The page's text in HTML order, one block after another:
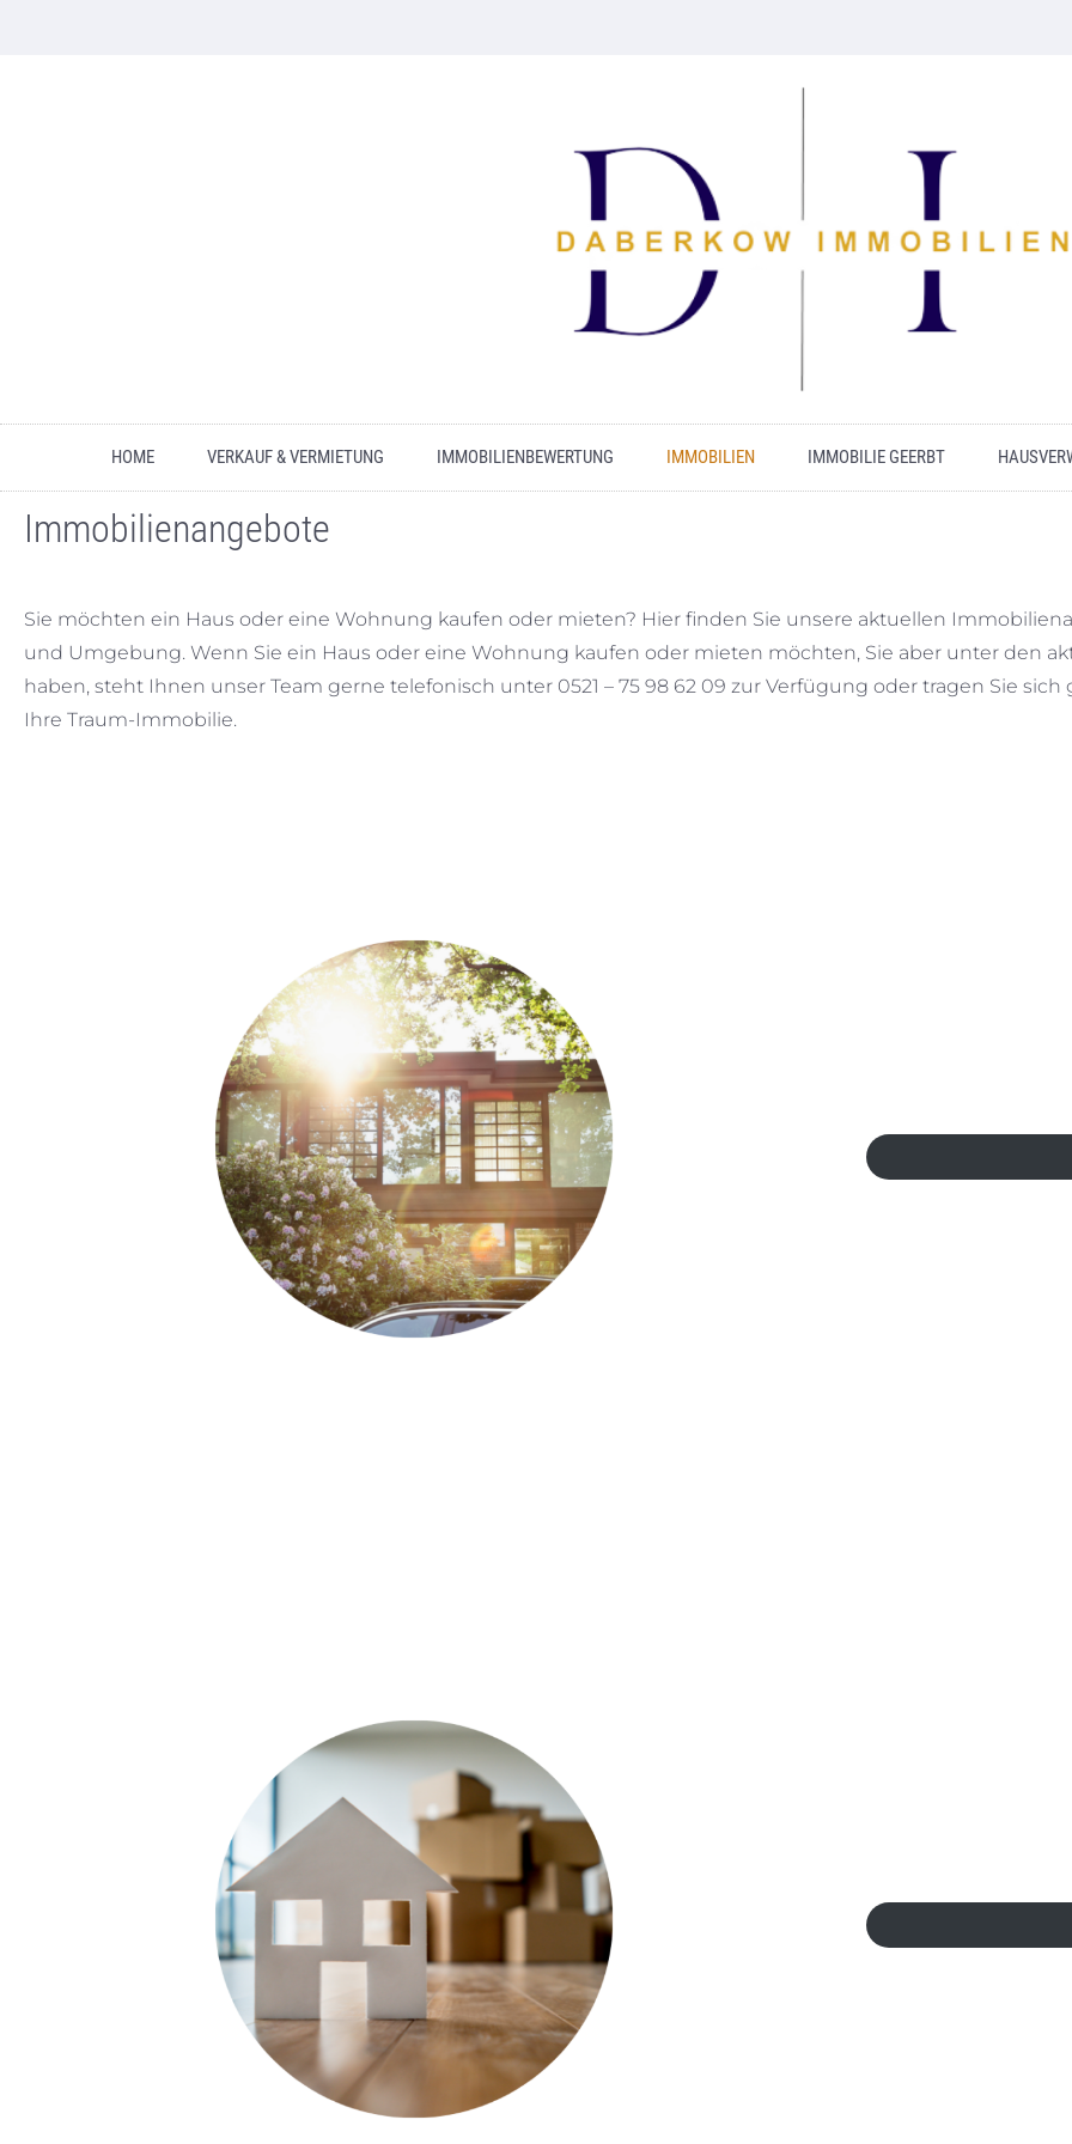
HOME VERKAUF & VERMIETUNG IMMOBILIENBEWERTUNG IMMOBILIEN IMMOBILIE GEERBT
Immobilienangebote
Sie möchten ein Haus oder eine Wohnung kaufen oder mieten? Hier finden Sie unsere aktuellen
und Umgebung. Wenn Sie ein Haus oder eine Wohnung kaufen oder mieten möchten, Sie aber unter den
haben, steht Ihnen unser Team gerne telefonisch unter 0521 – 75 98 62 09 zur Verfügung oder tragen Sie
Ihre Traum-Immobilie.